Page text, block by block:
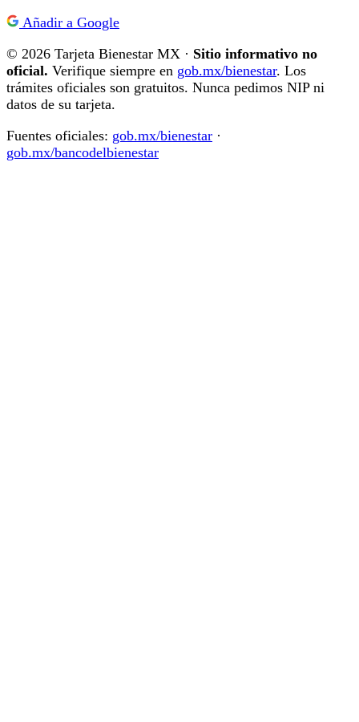
Añadir a Google
© 2026 Tarjeta Bienestar MX · Sitio informativo no
oficial. Verifique siempre en gob.mx/bienestar. Los
trámites oficiales son gratuitos. Nunca pedimos NIP ni
datos de su tarjeta.
Fuentes oficiales: gob.mx/bienestar ·
gob.mx/bancodelbienestar